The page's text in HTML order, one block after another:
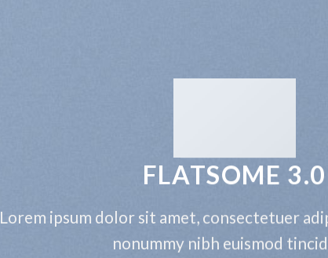
FLATSOME 3.0
Lorem ipsum dolor sit amet, consectetuer
nonummy nibh euismod